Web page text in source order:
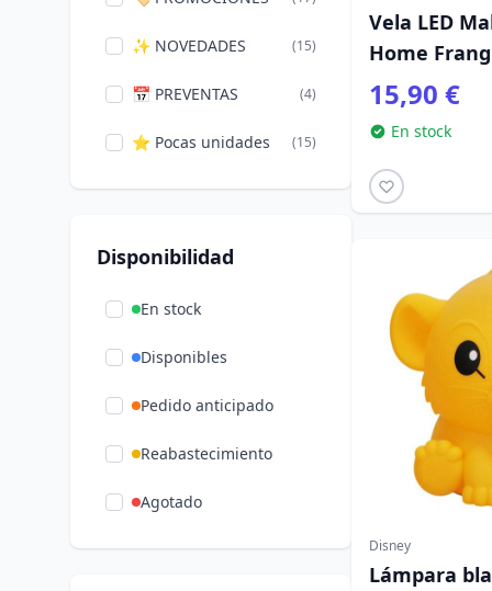
✨ NOVEDADES (15)
📅 PREVENTAS (4)
⭐ Pocas unidades (15)
Disponibilidad
En stock
Disponibles
Pedido anticipado
Reabastecimiento
Agotado
Vela LED
Home
15,90 €
En stock
Disney
Lámpara